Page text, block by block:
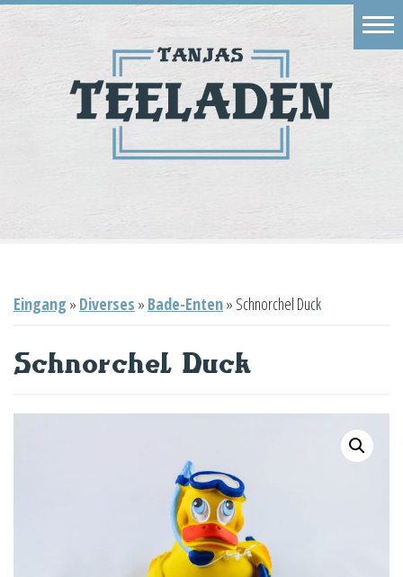
Eingang » Diverses » Bade-Enten» Schnorchel Duck
Schnorchel Duck
Geschäft